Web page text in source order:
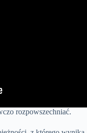
rozpowszechniać.